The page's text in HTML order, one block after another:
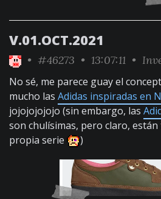
V.01.OCT.2021
• #46273 • 13:07:11 •
No sé, me parece guay el
mucho las Adidas inspiradas en
jojojojojojo (sin embargo, las
son chulísimas, pero claro,
propia serie
)